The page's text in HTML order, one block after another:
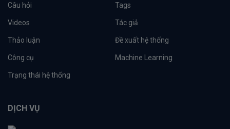
Câu hỏi Tags
Videos Tác giả
Thảo luận Đề xuất hệ thống
Công cụ Machine Learning
Trạng thái hệ thống
DỊCH VỤ